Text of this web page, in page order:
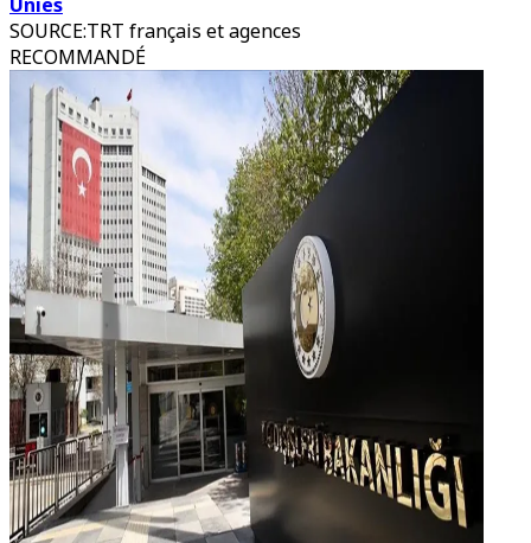
SOURCE:TRT français et agences
RECOMMANDÉ